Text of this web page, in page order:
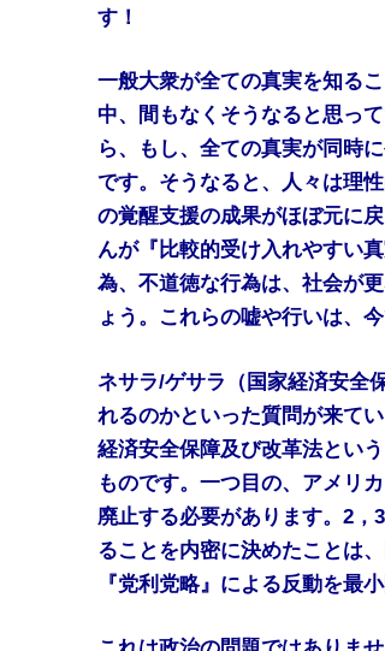
す！
一般大衆が全ての真実を知る
中、間もなくそうなると思っ
ら、もし、全ての真実が同時
です。そうなると、人々は理
の覚醒支援の成果がほぼ元に
んが『比較的受け入れやすい
為、不道徳な行為は、社会が
ょう。これらの嘘や行いは、
ネサラ/ゲサラ（国家経済安全
れるのかといった質問が来て
経済安全保障及び改革法とい
ものです。一つ目の、アメリ
廃止する必要があります。2
ることを内密に決めたことは
『党利党略』による反動を最